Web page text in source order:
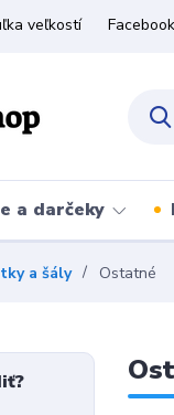
veľkostí Facebook
a darčeky
a šály Ostatné